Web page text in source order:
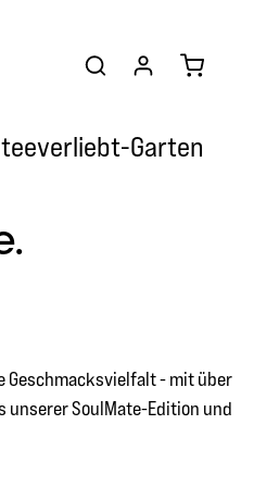
teeverliebt-Garten
Geschmacksvielfalt - mit über
unserer SoulMate-Edition und